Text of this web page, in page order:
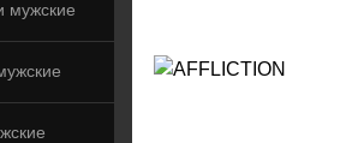
мужские